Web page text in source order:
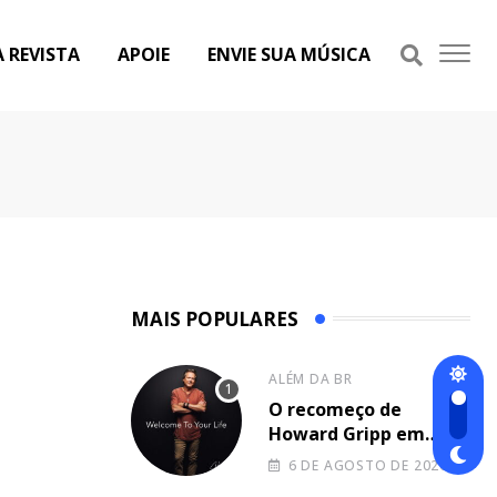
REVISTA APOIE ENVIE SUA MÚSICA
MAIS POPULARES
ALÉM DA BR
O recomeço de
Howard Gripp em
ondas musicais;
6 DE AGOSTO DE 2026